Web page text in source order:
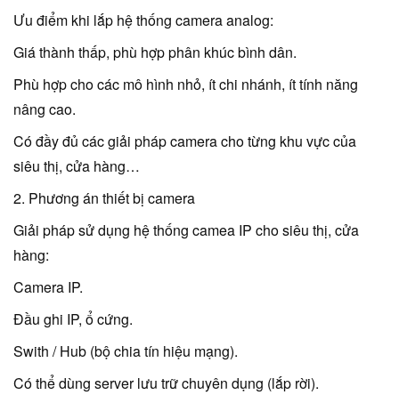
Ưu điểm khi lắp hệ thống camera analog:
Giá thành thấp, phù hợp phân khúc bình dân.
Phù hợp cho các mô hình nhỏ, ít chi nhánh, ít tính năng
nâng cao.
Có đầy đủ các giải pháp camera cho từng khu vực của
siêu thị, cửa hàng…
2. Phương án thiết bị camera
Giải pháp sử dụng hệ thống camea IP cho siêu thị, cửa
hàng:
Camera IP.
Đầu ghi IP, ổ cứng.
Swith / Hub (bộ chia tín hiệu mạng).
Có thể dùng server lưu trữ chuyên dụng (lắp rời).